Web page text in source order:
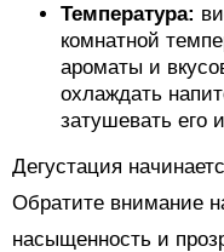
Температура:
комнатной
ароматы и
охлаждать
затушевать его
Дегустация
Обратите внимание
насыщенность и